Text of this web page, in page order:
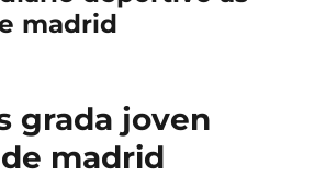
madrid
grada joven
madrid